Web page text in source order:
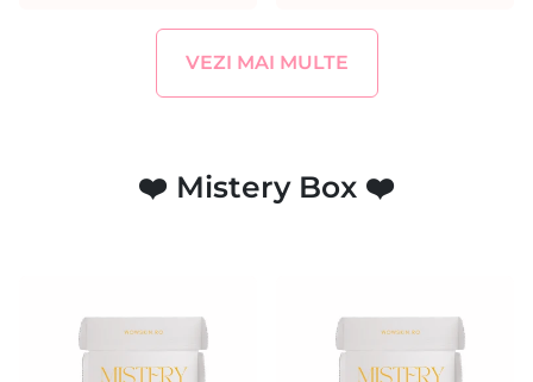
VEZI MAI MULTE
❤️ Mistery Box ❤️